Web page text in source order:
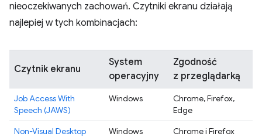
nieoczekiwanych zachowań. Czytniki ekranu działają
najlepiej w tych kombinacjach:
Czytnik ekranu
System
operacyjny
Zgodność
z przeglądarką
Job Access With
Speech (JAWS)
Windows
Chrome, Firefox,
Edge
Non-Visual Desktop
Windows Chrome i Firefox